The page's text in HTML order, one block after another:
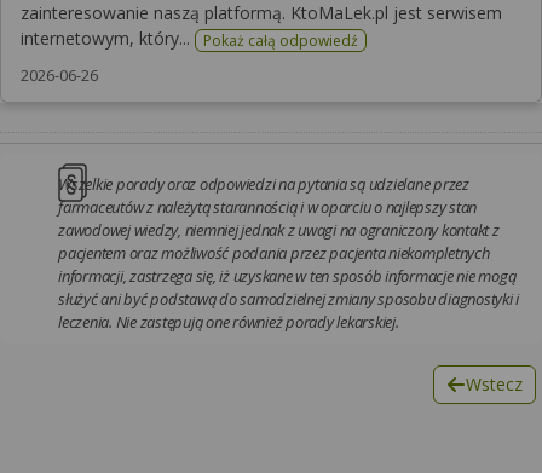
zainteresowanie naszą platformą. KtoMaLek.pl jest serwisem
internetowym, który...
Pokaż całą odpowiedź
2026-06-26
Wszelkie porady oraz odpowiedzi na pytania są udzielane przez
farmaceutów z należytą starannością i w oparciu o najlepszy stan
zawodowej wiedzy, niemniej jednak z uwagi na ograniczony kontakt z
pacjentem oraz możliwość podania przez pacjenta niekompletnych
informacji, zastrzega się, iż uzyskane w ten sposób informacje nie mogą
służyć ani być podstawą do samodzielnej zmiany sposobu diagnostyki i
leczenia. Nie zastępują one również porady lekarskiej.
Wstecz